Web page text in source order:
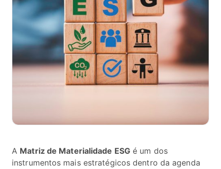
A Matriz de Materialidade ESGé um dos
instrumentos mais estratégicos dentro da agenda